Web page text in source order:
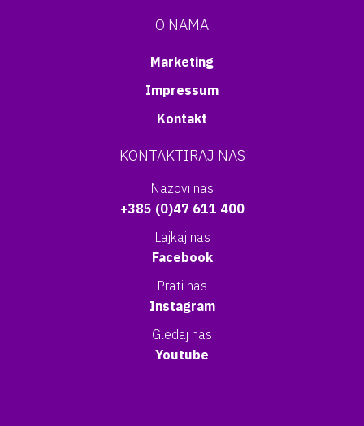
O NAMA
Marketing
Impressum
Kontakt
KONTAKTIRAJ NAS
Nazovi nas
+385 (0)47 611 400
Lajkaj nas
Facebook
Prati nas
Instagram
Gledaj nas
Youtube